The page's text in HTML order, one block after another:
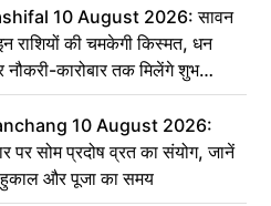
10 August 2026: सावन
राशियों की चमकेगी किस्मत, धन
कारोबार तक मिलेंगे शुभ
10 August 2026:
पर सोम प्रदोष व्रत का संयोग, जानें
और पूजा का समय